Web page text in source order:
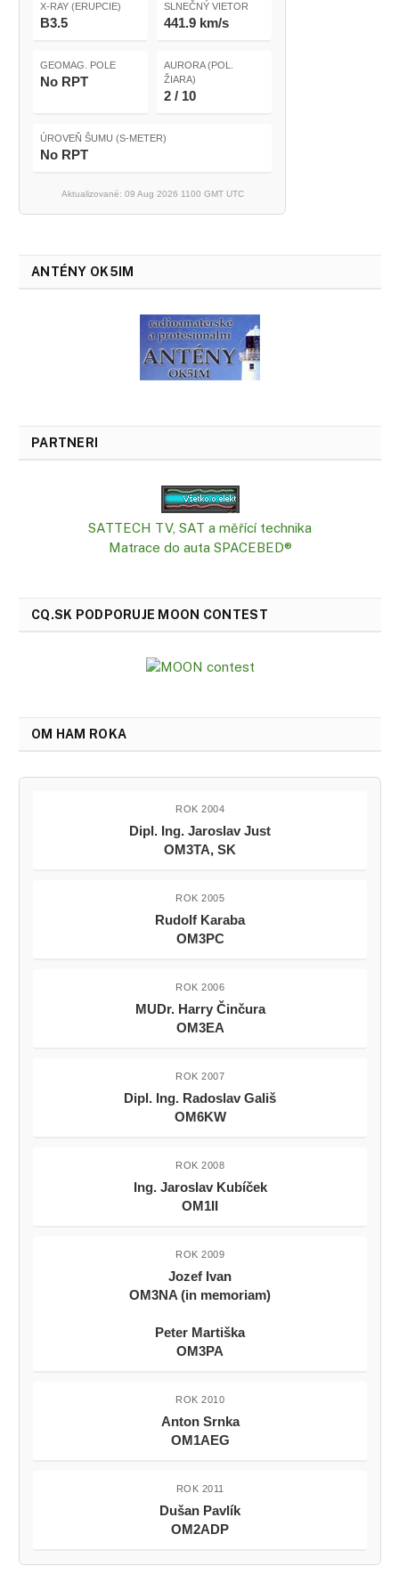
X-RAY (ERUPCIE)
B3.5
SLNEČNÝ VIETOR
441.9 km/s
GEOMAG. POLE
No RPT
AURORA (POL.
ŽIARA)
2 / 10
ÚROVEŇ ŠUMU (S-METER)
No RPT
Aktualizované: 09 Aug 2026 1100 GMT UTC
ANTÉNY OK5IM
PARTNERI
SATTECH TV, SAT a měřící technika
Matrace do auta SPACEBED®
CQ.SK PODPORUJE MOON CONTEST
OM HAM ROKA
ROK 2004
Dipl. Ing. Jaroslav Just
OM3TA, SK
ROK 2005
Rudolf Karaba
OM3PC
ROK 2006
MUDr. Harry Činčura
OM3EA
ROK 2007
Dipl. Ing. Radoslav Gališ
OM6KW
ROK 2008
Ing. Jaroslav Kubíček
OM1II
ROK 2009
Jozef Ivan
OM3NA (in memoriam)
Peter Martiška
OM3PA
ROK 2010
Anton Srnka
OM1AEG
ROK 2011
Dušan Pavlík
OM2ADP